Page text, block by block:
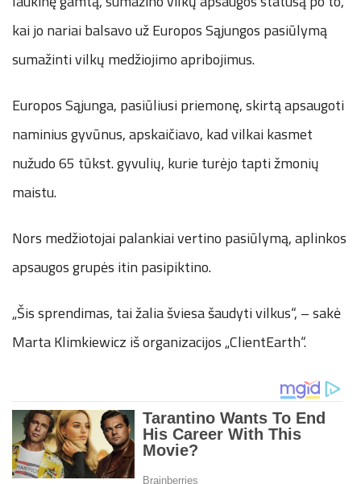
kai jo nariai balsavo už Europos Sąjungos pasiūlymą
sumažinti vilkų medžiojimo apribojimus.
Europos Sąjunga, pasiūliusi priemonę, skirtą apsaugoti
naminius gyvūnus, apskaičiavo, kad vilkai kasmet
nužudo 65 tūkst. gyvulių, kurie turėjo tapti žmonių
maistu.
Nors medžiotojai palankiai vertino pasiūlymą, aplinkos
apsaugos grupės itin pasipiktino.
„Šis sprendimas, tai žalia šviesa šaudyti vilkus“, – sakė
Marta Klimkiewicz iš organizacijos „ClientEarth“.